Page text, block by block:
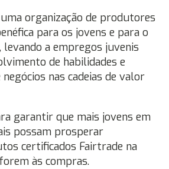
organização de produtores
para os jovens e para o
a empregos juvenis
de habilidades e
nas cadeias de valor
garantir que mais jovens em
possam prosperar
certificados Fairtrade na
às compras.